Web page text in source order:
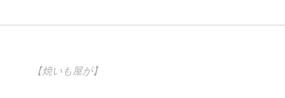
【焼いも屋が】